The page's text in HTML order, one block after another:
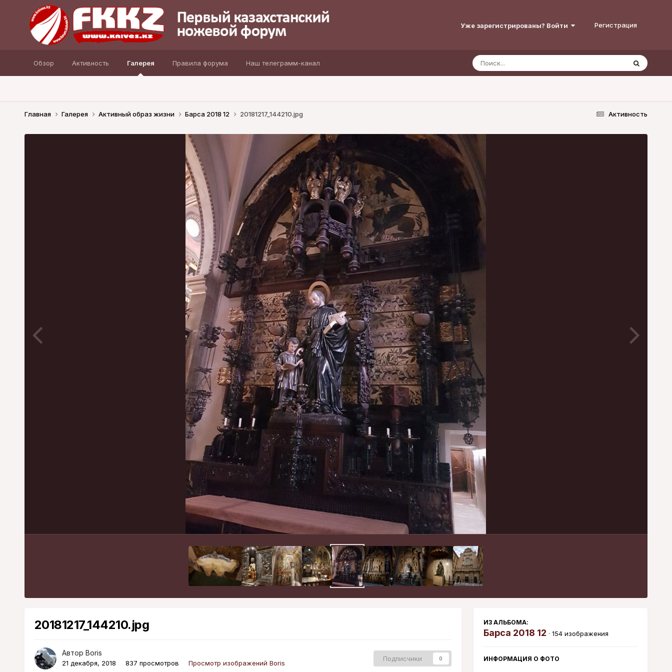
Уже зарегистрированы? Войти Регистрация
Обзор Активность Галерея Правила форума Наш телеграмм-канал
Активность
Главная Галерея Активный образ жизни Барса 2018 12 20181217_144210.jpg
20181217_144210.jpg
Автор Boris
21 декабря, 2018 837 просмотров Просмотр изображений Boris
Подписчики 0
ИЗ АЛЬБОМА:
Барса 2018 12 · 154 изображения
ИНФОРМАЦИЯ О ФОТО